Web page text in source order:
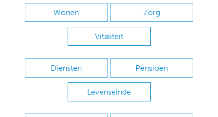
Wonen Zorg
Vitaliteit
Diensten Pensioen
Levenseinde